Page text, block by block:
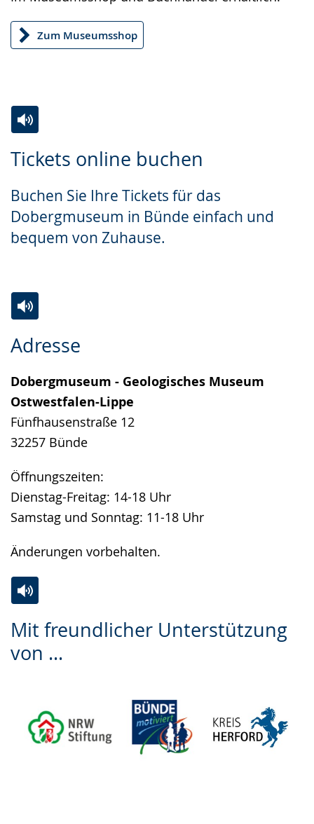
Zum Museumsshop
Tickets online buchen
Buchen Sie Ihre Tickets für das
Dobergmuseum in Bünde einfach und
bequem von Zuhause.
Leichten
wechseln.
Audio-
Video
Deutscher
Gebärdensprache
wird
Zum Ticketshop
Adresse
Dobergmuseum - Geologisches Museum
Ostwestfalen-Lippe
Fünfhausenstraße 12
32257 Bünde
Öffnungszeiten:
Dienstag-Freitag: 14-18 Uhr
Samstag und Sonntag: 11-18 Uhr
Änderungen vorbehalten.
Leichten
wechseln.
Audio-
Video
Deutscher
Gebärdensprache
wird
angezeigt.
Mit freundlicher Unterstützung
von ...
Leichten
Sprache
Audio-
Unterstützung.
Video
in
wird
angezeigt.